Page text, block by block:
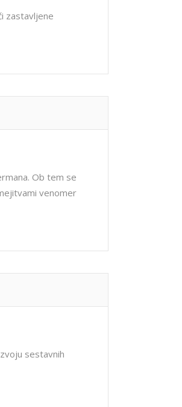
zastavljene
Ob tem se
venomer
sestavnih